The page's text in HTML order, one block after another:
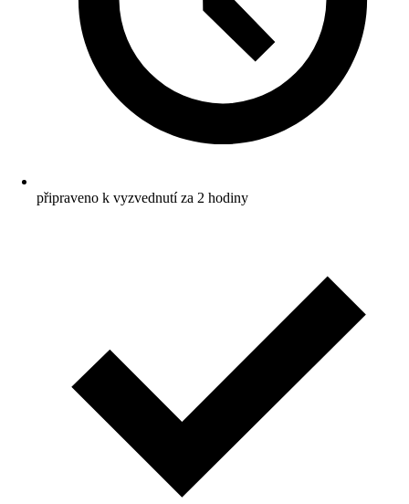
připraveno k vyzvednutí za 2 hodiny